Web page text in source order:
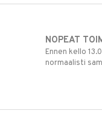
NOPEAT
Ennen kello
normaalisti